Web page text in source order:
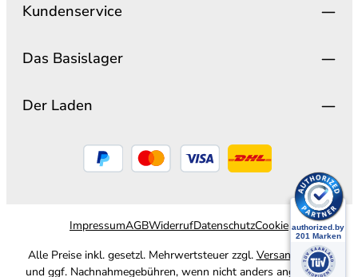
Kundenservice
Das Basislager
Der Laden
ImpressumAGBWiderrufDatenschutzCookie
Alle Preise inkl. gesetzl. Mehrwertsteuer zzgl. Versandkosten
und ggf. Nachnahmegebühren, wenn nicht anders angegeben.